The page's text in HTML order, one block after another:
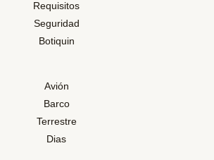
Requisitos
Seguridad
Botiquin
Avión
Barco
Terrestre
Dias